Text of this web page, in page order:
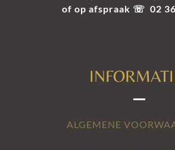
of op afspraak ☏ 02
ALGEMENE